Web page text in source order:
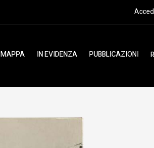
MAPPA IN EVIDENZA PUBBLICAZIONI